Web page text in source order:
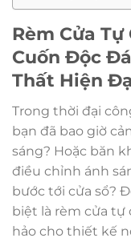
Rèm Cửa Tự
Cuốn Độc
Thất Hiện
Trong thời đại
bạn đã bao giờ
sáng? Hoặc băn
điều chỉnh ánh
bước tới cửa sổ?
biệt là rèm cửa tự
hảo cho thiết kế